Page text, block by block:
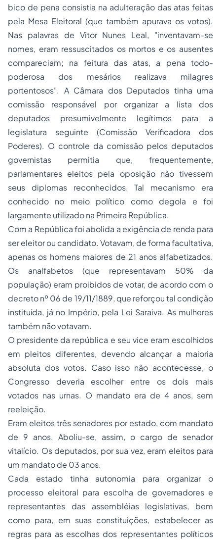
bico de pena consistia na adulteração das atas feitas
pela Mesa Eleitoral (que também apurava os votos).
Nas palavras de Vitor Nunes Leal, "inventavam-se
nomes, eram ressuscitados os mortos e os ausentes
compareciam; na feitura das atas, a pena todo-
poderosa dos mesários realizava milagres
portentosos". A Câmara dos Deputados tinha uma
comissão responsável por organizar a lista dos
deputados presumivelmente legítimos para a
legislatura seguinte (Comissão Verificadora dos
Poderes). O controle da comissão pelos deputados
governistas permitia que, frequentemente,
parlamentares eleitos pela oposição não tivessem
seus diplomas reconhecidos. Tal mecanismo era
conhecido no meio político como degola e foi
largamente utilizado na Primeira República.
Com a República foi abolida a exigência de renda para
ser eleitor ou candidato. Votavam, de forma facultativa,
apenas os homens maiores de 21 anos alfabetizados.
Os analfabetos (que representavam 50% da
população) eram proibidos de votar, de acordo com o
decreto nº 06 de 19/11/1889, que reforçou tal condição
instituída, já no Império, pela Lei Saraiva. As mulheres
também não votavam.
O presidente da república e seu vice eram escolhidos
em pleitos diferentes, devendo alcançar a maioria
absoluta dos votos. Caso isso não acontecesse, o
Congresso deveria escolher entre os dois mais
votados nas urnas. O mandato era de 4 anos, sem
reeleição.
Eram eleitos três senadores por estado, com mandato
de 9 anos. Aboliu-se, assim, o cargo de senador
vitalício. Os deputados, por sua vez, eram eleitos para
um mandato de 03 anos.
Cada estado tinha autonomia para organizar o
processo eleitoral para escolha de governadores e
representantes das assembléias legislativas, bem
como para, em suas constituições, estabelecer as
regras para as escolhas dos representantes políticos